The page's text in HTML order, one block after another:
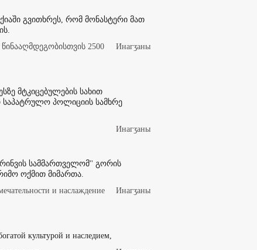
გვითხრეს, რომ მონასტერი მათ
Инaгӡaны
2500
მტკიცებულების სახით
პოლიციის სამხრე
Инaгӡaны
სამმართველომ'' გორის
ოქმით მიმართა.
Инaгӡaны
и наслаждение
культурой и наследием,